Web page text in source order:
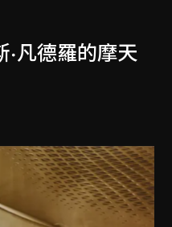
·凡德羅的摩天